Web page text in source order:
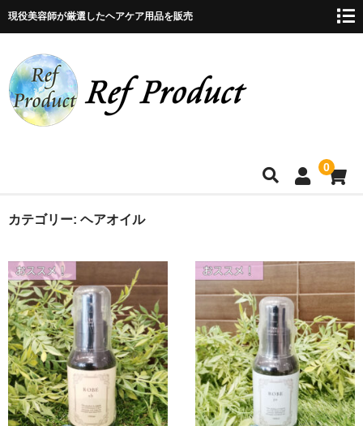
現役美容師が厳選したヘアケア用品を販売
0
ホームページ
お悩別商品検索
商品購入
セット販売お得商品♪
新商品
カテゴリー: ヘアオイル